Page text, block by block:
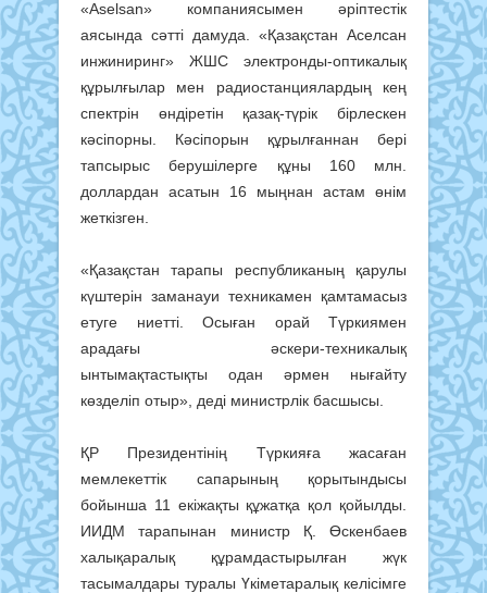
«Aselsan» компаниясымен әріптестік
аясында сәтті дамуда. «Қазақстан Аселсан
инжиниринг» ЖШС электронды-оптикалық
құрылғылар мен радиостанциялардың кең
спектрін өндіретін қазақ-түрік бірлескен
кәсіпорны. Кәсіпорын құрылғаннан бері
тапсырыс берушілерге құны 160 млн.
доллардан асатын 16 мыңнан астам өнім
жеткізген.
«Қазақстан тарапы республиканың қарулы
күштерін заманауи техникамен қамтамасыз
етуге ниетті. Осыған орай Түркиямен
арадағы әскери-техникалық
ынтымақтастықты одан әрмен нығайту
көзделіп отыр», деді министрлік басшысы.
ҚР Президентінің Түркияға жасаған
мемлекеттік сапарының қорытындысы
бойынша 11 екіжақты құжатқа қол қойылды.
ИИДМ тарапынан министр Қ. Өскенбаев
халықаралық құрамдастырылған жүк
тасымалдары туралы Үкіметаралық келісімге